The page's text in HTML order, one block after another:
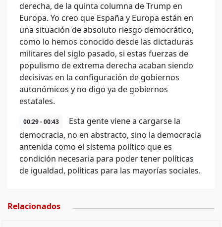
derecha, de la quinta columna de Trump en
Europa. Yo creo que España y Europa están en
una situación de absoluto riesgo democrático,
como lo hemos conocido desde las dictaduras
militares del siglo pasado, si estas fuerzas de
populismo de extrema derecha acaban siendo
decisivas en la configuración de gobiernos
autonómicos y no digo ya de gobiernos
estatales.
00:29 - 00:43
Esta gente viene a cargarse la
democracia, no en abstracto, sino la democracia
antenida como el sistema político que es
condición necesaria para poder tener políticas
de igualdad, políticas para las mayorías sociales.
Relacionados